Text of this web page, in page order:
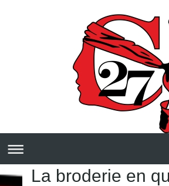
La broderie en